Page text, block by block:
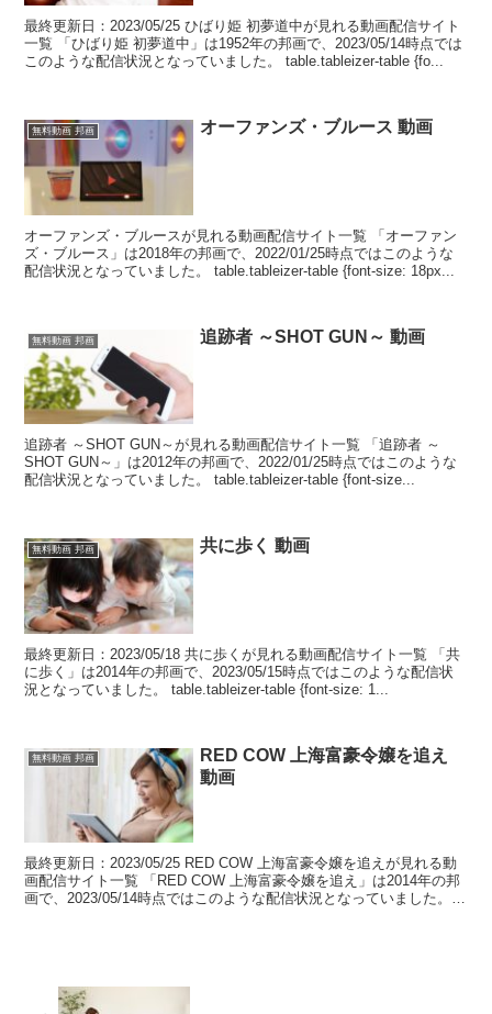
最終更新日：2023/05/25 ひばり姫 初夢道中が見れる動画配信サイト
一覧 「ひばり姫 初夢道中」は1952年の邦画で、2023/05/14時点では
このような配信状況となっていました。 table.tableizer-table {fo...
無料動画 邦画 オーファンズ・ブルース 動画
オーファンズ・ブルースが見れる動画配信サイト一覧 「オーファン
ズ・ブルース」は2018年の邦画で、2022/01/25時点ではこのような
配信状況となっていました。 table.tableizer-table {font-size: 18px...
無料動画 邦画 追跡者 ～SHOT GUN～ 動画
追跡者 ～SHOT GUN～が見れる動画配信サイト一覧 「追跡者 ～
SHOT GUN～」は2012年の邦画で、2022/01/25時点ではこのような
配信状況となっていました。 table.tableizer-table {font-size...
無料動画 邦画 共に歩く 動画
最終更新日：2023/05/18 共に歩くが見れる動画配信サイト一覧 「共
に歩く」は2014年の邦画で、2023/05/15時点ではこのような配信状
況となっていました。 table.tableizer-table {font-size: 1...
無料動画 邦画
RED COW 上海富豪令嬢を追え
動画
最終更新日：2023/05/25 RED COW 上海富豪令嬢を追えが見れる動
画配信サイト一覧 「RED COW 上海富豪令嬢を追え」は2014年の邦
画で、2023/05/14時点ではこのような配信状況となっていました。